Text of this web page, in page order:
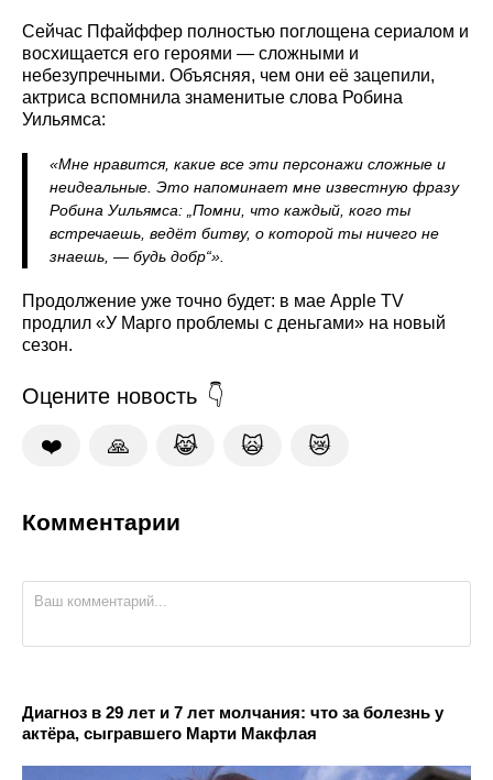
Сейчас Пфайффер полностью поглощена сериалом и
восхищается его героями — сложными и
небезупречными. Объясняя, чем они её зацепили,
актриса вспомнила знаменитые слова Робина
Уильямса:
«Мне нравится, какие все эти персонажи сложные и
неидеальные. Это напоминает мне известную фразу
Робина Уильямса: „Помни, что каждый, кого ты
встречаешь, ведёт битву, о которой ты ничего не
знаешь, — будь добр“».
Продолжение уже точно будет: в мае Apple TV
продлил «У Марго проблемы с деньгами» на новый
сезон.
Оцените новость
❤️ 🙏 😹 🙀 😿
Комментарии
Диагноз в 29 лет и 7 лет молчания: что за болезнь у
актёра, сыгравшего Марти Макфлая